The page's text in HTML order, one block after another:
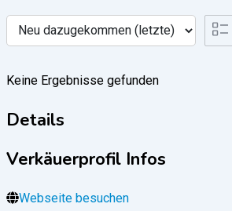
Keine Ergebnisse gefunden
Details
Verkäuerprofil Infos
Webseite besuchen